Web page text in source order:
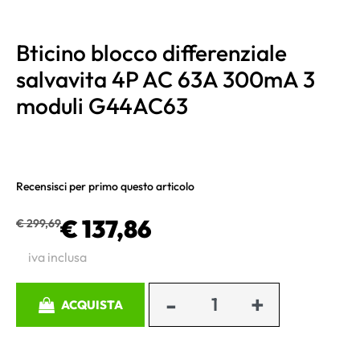
Bticino blocco differenziale
salvavita 4P AC 63A 300mA 3
moduli G44AC63
Recensisci per primo questo articolo
€ 299,69€ 137,86
iva inclusa
ACQUISTA